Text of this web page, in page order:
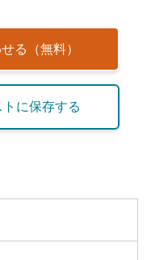
る（無料）
に保存する